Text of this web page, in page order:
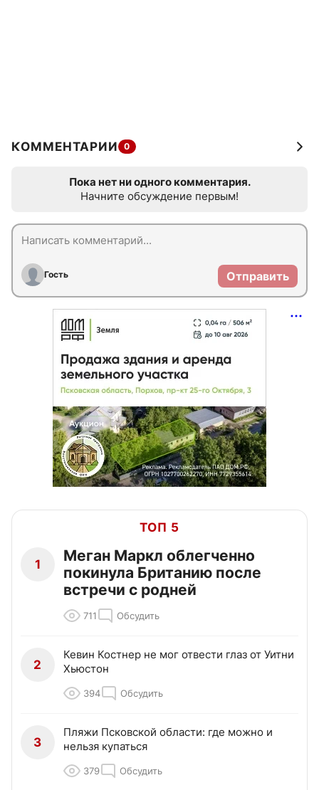
КОММЕНТАРИИ 0
Пока нет ни одного комментария.
Начните обсуждение первым!
Гость Отправить
ТОП 5
1
Меган Маркл облегченно
покинула Британию после
встречи с родней
711 Обсудить
2
Кевин Костнер не мог отвести глаз от Уитни
Хьюстон
394 Обсудить
3
Пляжи Псковской области: где можно и
нельзя купаться
379 Обсудить